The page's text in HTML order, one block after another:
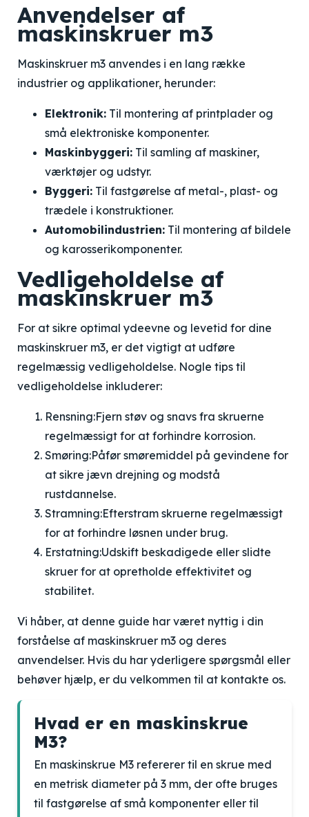
Anvendelser af
maskinskruer m3
Maskinskruer m3 anvendes i en lang række
industrier og applikationer, herunder:
Elektronik: Til montering af printplader og
små elektroniske komponenter.
Maskinbyggeri: Til samling af maskiner,
værktøjer og udstyr.
Byggeri: Til fastgørelse af metal-, plast- og
trædele i konstruktioner.
Automobilindustrien: Til montering af bildele
og karosserikomponenter.
Vedligeholdelse af
maskinskruer m3
For at sikre optimal ydeevne og levetid for dine
maskinskruer m3, er det vigtigt at udføre
regelmæssig vedligeholdelse. Nogle tips til
vedligeholdelse inkluderer:
Rensning:Fjern støv og snavs fra skruerne
regelmæssigt for at forhindre korrosion.
Smøring:Påfør smøremiddel på gevindene for
at sikre jævn drejning og modstå
rustdannelse.
Stramning:Efterstram skruerne regelmæssigt
for at forhindre løsnen under brug.
Erstatning:Udskift beskadigede eller slidte
skruer for at opretholde effektivitet og
stabilitet.
Vi håber, at denne guide har været nyttig i din
forståelse af maskinskruer m3 og deres
anvendelser. Hvis du har yderligere spørgsmål eller
behøver hjælp, er du velkommen til at kontakte os.
Hvad er en maskinskrue
M3?
En maskinskrue M3 refererer til en skrue med
en metrisk diameter på 3 mm, der ofte bruges
til fastgørelse af små komponenter eller til